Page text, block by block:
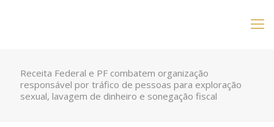
Receita Federal e PF combatem organização
responsável por tráfico de pessoas para exploração
sexual, lavagem de dinheiro e sonegação fiscal